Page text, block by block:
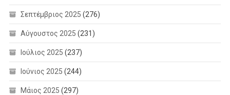
Σεπτέμβριος 2025 (276)
Αύγουστος 2025 (231)
Ιούλιος 2025 (237)
Ιούνιος 2025 (244)
Μάιος 2025 (297)